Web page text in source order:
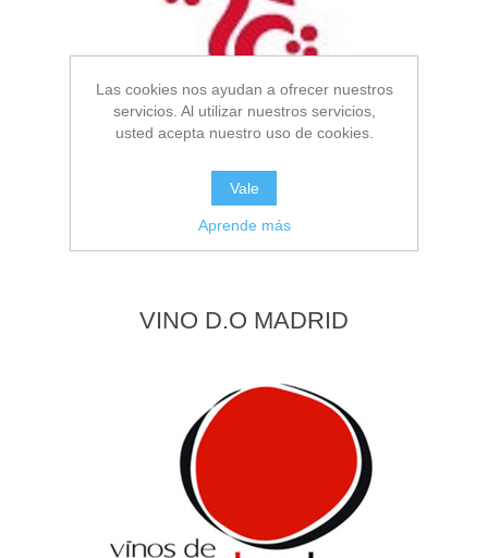
VINO D.O MADRID
Las cookies nos ayudan a ofrecer nuestros
servicios. Al utilizar nuestros servicios,
usted acepta nuestro uso de cookies.
Vale
Aprende más